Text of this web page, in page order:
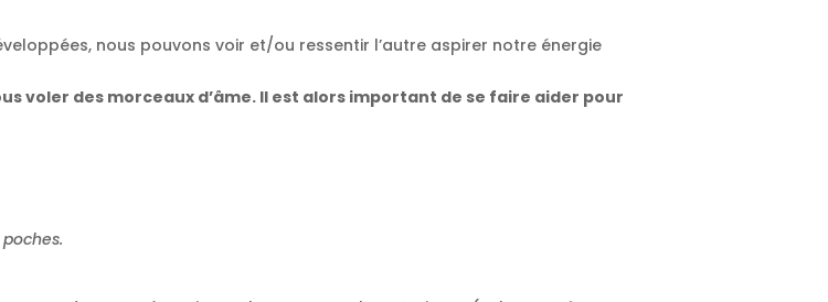
nous pouvons voir et/ou ressentir l’autre aspirer notre énergie
voler des morceaux d’âme. Il est alors important de se faire aider pour